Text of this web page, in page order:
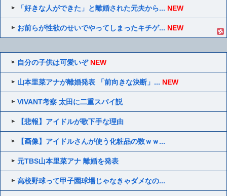
「好きな人ができた」と離婚された元夫から... NEW
お前らが性欲のせいでやってしまったキチゲ... NEW
自分の子供は可愛いぞ NEW
山本里菜アナが離婚発表 「前向きな決断」... NEW
VIVANT考察 太田に二重スパイ説
【悲報】アイドルが歌下手な理由
【画像】アイドルさんが使う化粧品の数ｗｗ...
元TBS山本里菜アナ 離婚を発表
高校野球って甲子園球場じゃなきゃダメなの...